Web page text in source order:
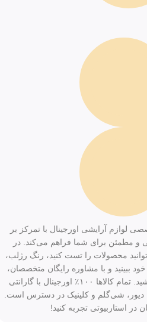
لوازم آرایشی اورجینال با تمرکز بر
مطمئن برای شما فراهم می‌کند. در
محصولات را تست کنید، رنگ رژلب،
ببینید و با مشاوره رایگان متخصصان،
انتخابی دقیق و مناسب داشته باشید. تمام کالاها ۱۰۰٪ اورجینال با گارانتی
دیور، شی‌گلم و کلینیک در دسترس است.
در استاربیوتی تجربه کنید!